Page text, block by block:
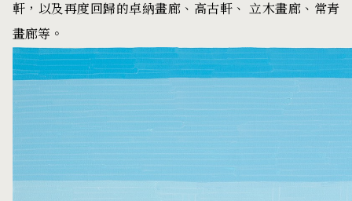
軒，以及再度回歸的卓納畫廊、高古軒、 立木畫廊、常青
畫廊等。